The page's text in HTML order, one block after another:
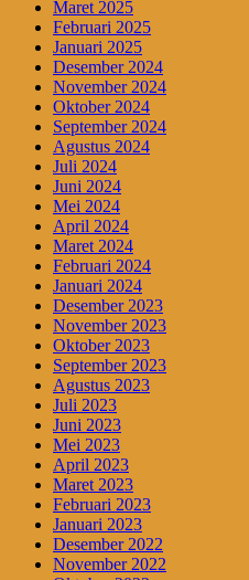
Maret 2025
Februari 2025
Januari 2025
Desember 2024
November 2024
Oktober 2024
September 2024
Agustus 2024
Juli 2024
Juni 2024
Mei 2024
April 2024
Maret 2024
Februari 2024
Januari 2024
Desember 2023
November 2023
Oktober 2023
September 2023
Agustus 2023
Juli 2023
Juni 2023
Mei 2023
April 2023
Maret 2023
Februari 2023
Januari 2023
Desember 2022
November 2022